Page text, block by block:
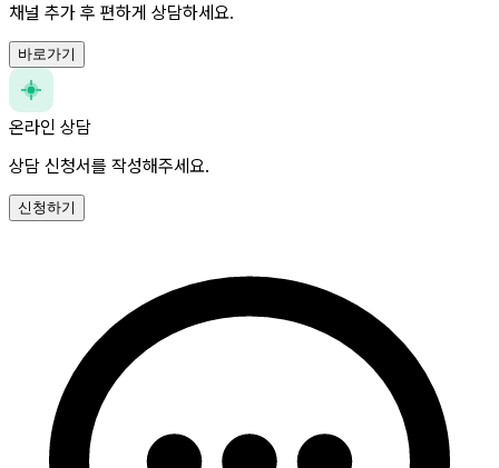
채널 추가 후 편하게 상담하세요.
바로가기
온라인 상담
상담 신청서를 작성해주세요.
신청하기